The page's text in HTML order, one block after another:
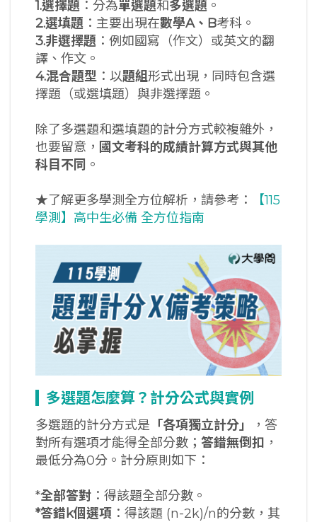
1.選擇題 ：分為單選題和多選題 。
2.選填題 ：主要出現在數學A、 B考科。
3.非選擇題 ：例如國寫（作文）或英文的翻
譯、作文。
4.混合題型 ：以題組形式出現，同時包含選
擇題（或選填題）與非選擇題。
除了多選題和選填題的計分方式較複雜外，
也要留意， 國文考科的成績計算方式與其他
科目不同 。
★了解更多學測全方位解析，請參考：
【115
學測】高中生必備 全方位指南
多選題怎麼算？計分公式與實例
多選題的計分方式是 「各項獨立計分」
，答
對所有選項才能得全部分數； 答錯無倒扣 ，
最低分為0分。計分原則如下：
*全部答對 ：得該題全部分數。
*答錯k個選項 ：得該題 (n-2k)/n的分數，其